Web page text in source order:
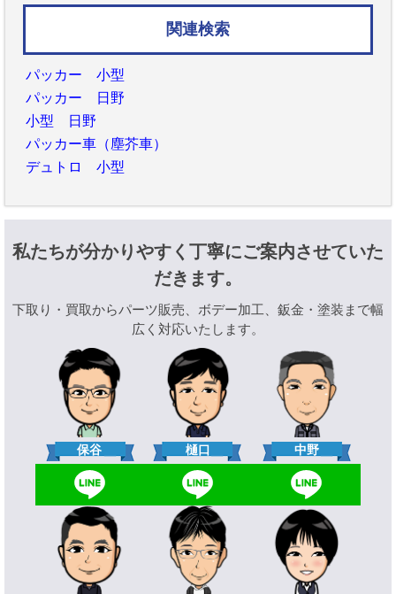
関連検索
パッカー 小型
パッカー 日野
小型 日野
パッカー車（塵芥車）
デュトロ 小型
私たちが分かりやすく丁寧にご案内させていた
だきます。
下取り・買取からパーツ販売、ボデー加工、鈑金・塗装まで幅
広く対応いたします。
保谷 樋口 中野